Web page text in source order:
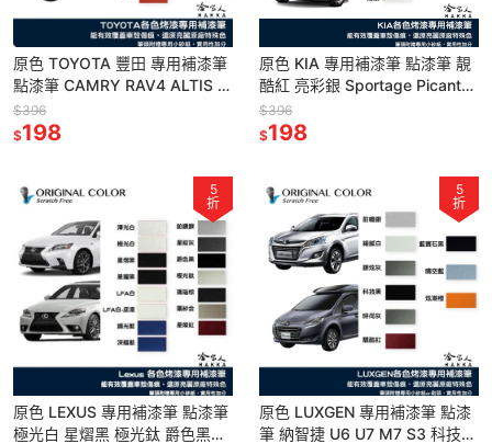
原色 TOYOTA 豐田 專用補漆筆
點漆筆 CAMRY RAV4 ALTIS 雲
河灰 檀木黑 雪貂白 汽車補漆筆
哈家
$396
$198
原色 KIA 專用補漆筆 點漆筆 靚
酷紅 亮彩銀 Sportage Picanto
汽車補漆筆 EV6 黑 灰 哈家人
$396
$198
5
折
原色 LEXUS 專用補漆筆 點漆筆
極光白 星熠黑 極光鈦 爵色黑
5
折
原色 LUXGEN 專用補漆筆 點漆
筆 納智捷 U6 U7 M7 S3 科技黑